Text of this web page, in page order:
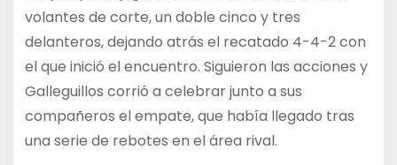
volantes de corte, un doble cinco y tres
delanteros, dejando atrás el recatado 4-4-2 con
el que inició el encuentro. Siguieron las acciones y
Galleguillos corrió a celebrar junto a sus
compañeros el empate, que había llegado tras
una serie de rebotes en el área rival.